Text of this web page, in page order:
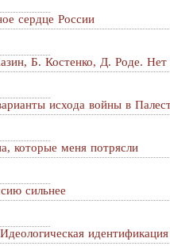
сердце России
Б. Костенко, Д. Роде. Нет
исхода войны в
которые меня потрясли
сильнее